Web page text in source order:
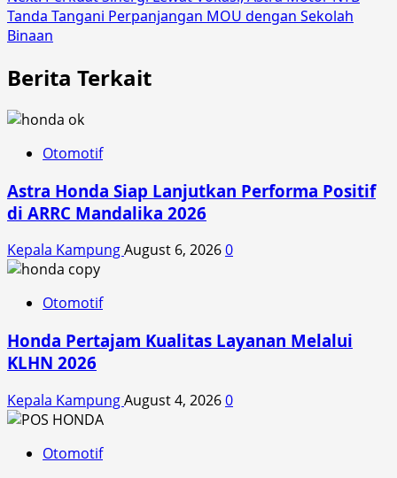
Tanda Tangani Perpanjangan MOU dengan Sekolah
Binaan
Berita Terkait
Otomotif
Astra Honda Siap Lanjutkan Performa Positif
di ARRC Mandalika 2026
Kepala KampungAugust 6, 20260
Otomotif
Honda Pertajam Kualitas Layanan Melalui
KLHN 2026
Kepala KampungAugust 4, 20260
Otomotif